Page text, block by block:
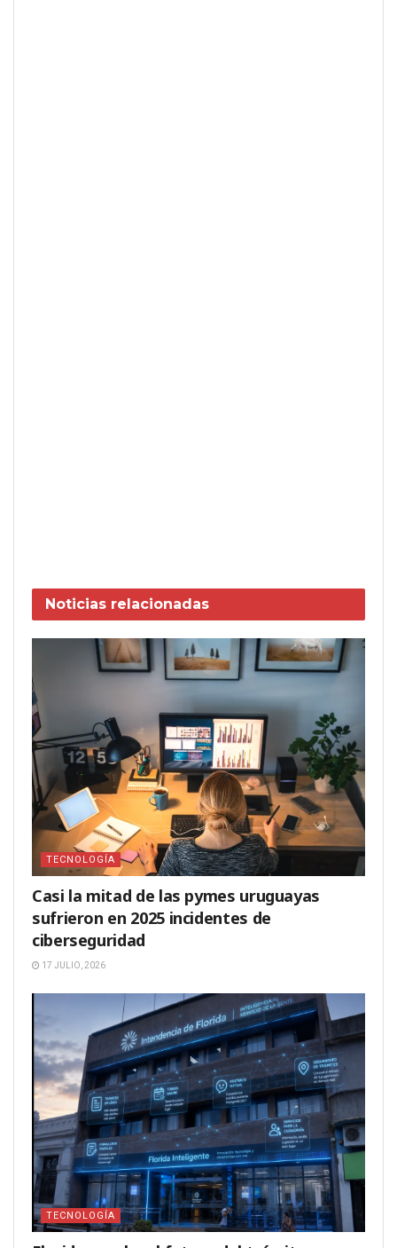
Noticias relacionadas
TECNOLOGÍA
Casi la mitad de las pymes uruguayas
sufrieron en 2025 incidentes de
ciberseguridad
17 JULIO, 2026
TECNOLOGÍA